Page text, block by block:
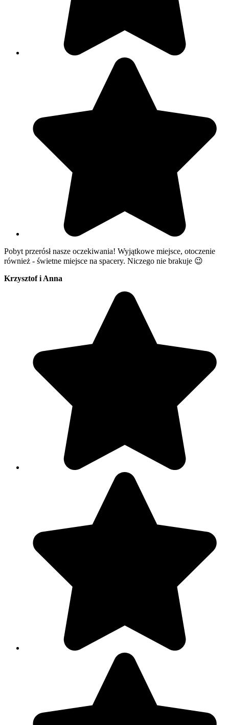
Pobyt przerósł nasze oczekiwania! Wyjątkowe miejsce, otoczenie
również - świetne miejsce na spacery. Niczego nie brakuje 😉
Krzysztof i Anna